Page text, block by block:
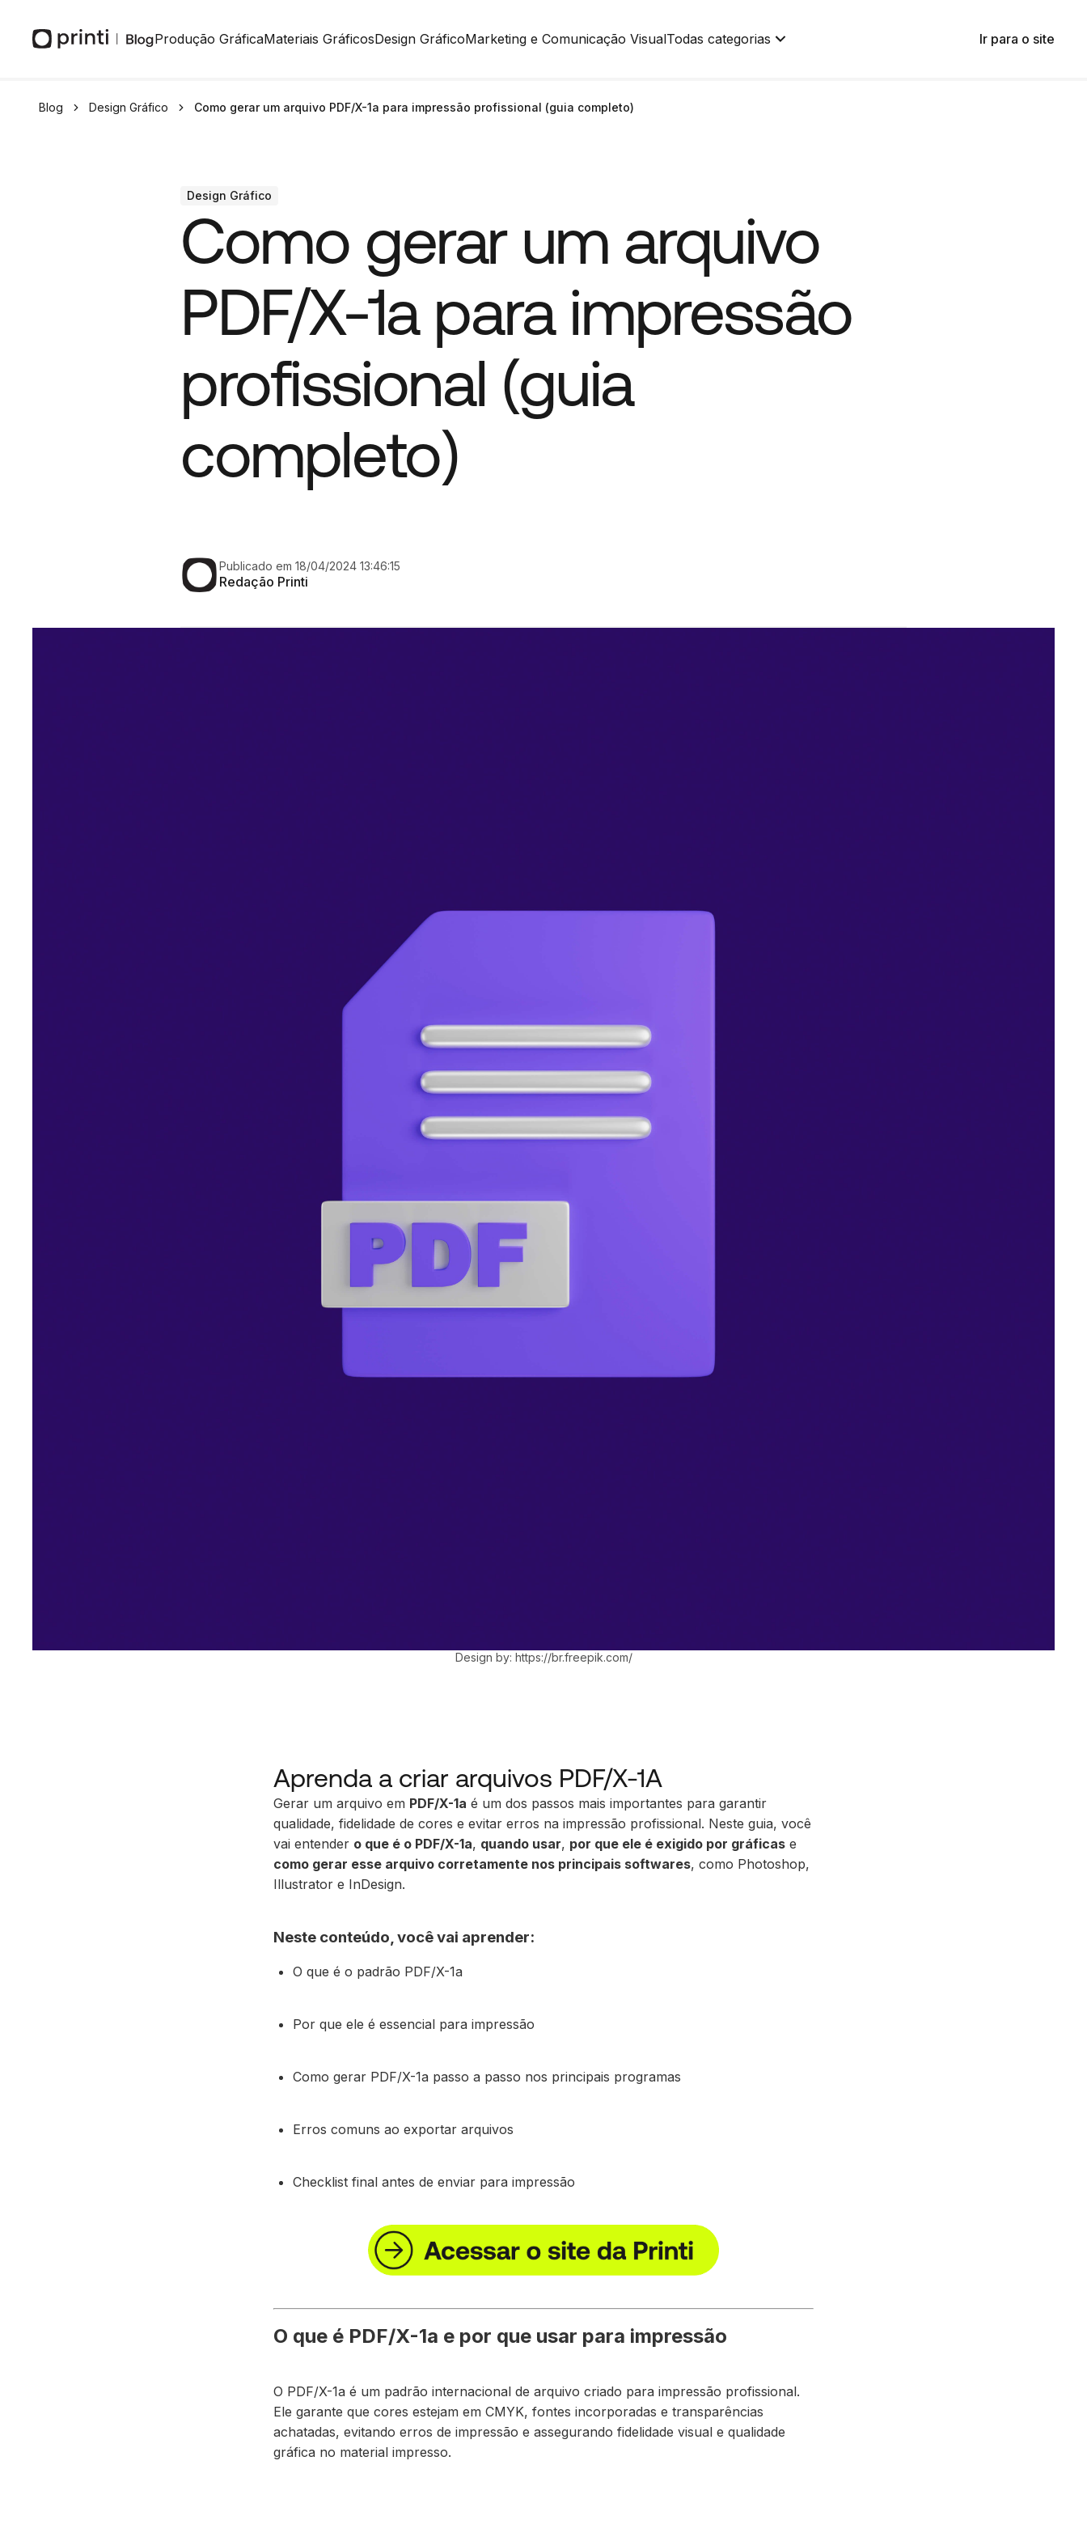
Produção GráficaMateriais GráficosDesign GráficoMarketing e Comunicação VisualTodas categorias Ir para o site
Blog Design Gráfico Como gerar um arquivo PDF/X-1a para impressão profissional (guia completo)
Design Gráfico
Como gerar um arquivo
PDF/X-1a para impressão
profissional (guia
completo)
Publicado em 18/04/2024 13:46:15
Redação Printi
Design by: https://br.freepik.com/
Aprenda a criar arquivos PDF/X-1A
Gerar um arquivo em PDF/X-1a é um dos passos mais importantes para garantir
qualidade, fidelidade de cores e evitar erros na impressão profissional. Neste guia, você
vai entender o que é o PDF/X-1a, quando usar, por que ele é exigido por gráficas e
como gerar esse arquivo corretamente nos principais softwares, como Photoshop,
Illustrator e InDesign.
Neste conteúdo, você vai aprender:
O que é o padrão PDF/X-1a
Por que ele é essencial para impressão
Como gerar PDF/X-1a passo a passo nos principais programas
Erros comuns ao exportar arquivos
Checklist final antes de enviar para impressão
O que é PDF/X-1a e por que usar para impressão
O PDF/X-1a é um padrão internacional de arquivo criado para impressão profissional.
Ele garante que cores estejam em CMYK, fontes incorporadas e transparências
achatadas, evitando erros de impressão e assegurando fidelidade visual e qualidade
gráfica no material impresso.